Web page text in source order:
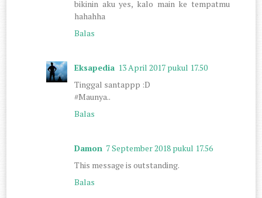
bikinin aku yes, kalo main ke tempatmu
hahahha
Balas
Eksapedia 13 April 2017 pukul 17.50
Tinggal santappp :D
#Maunya..
Balas
Damon 7 September 2018 pukul 17.56
This message is outstanding.
Balas